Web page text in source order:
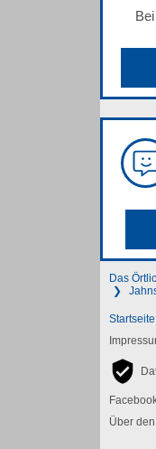
Das
Startseite
Über